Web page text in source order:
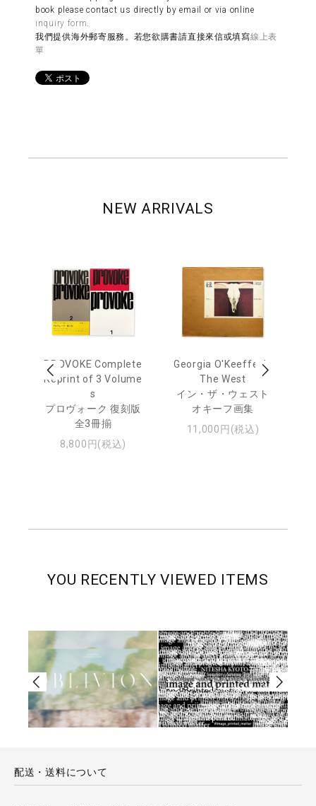
book please contact us directly by email or via online
inquiry form
我們提供海外郵寄服務。若您欲購書請直接來信或填寫線上表
單
NEW ARRIVALS
PROVOKE Complete
Reprint of 3 Volume
s
プロヴォーク 復刻版
全3冊揃
8,800円(税込)
Georgia O'Keeffe: In
The West
イン・ザ・ウェスト
オキーフ画集
11,000円(税込)
YOU RECENTLY VIEWED ITEMS
配送・送料について